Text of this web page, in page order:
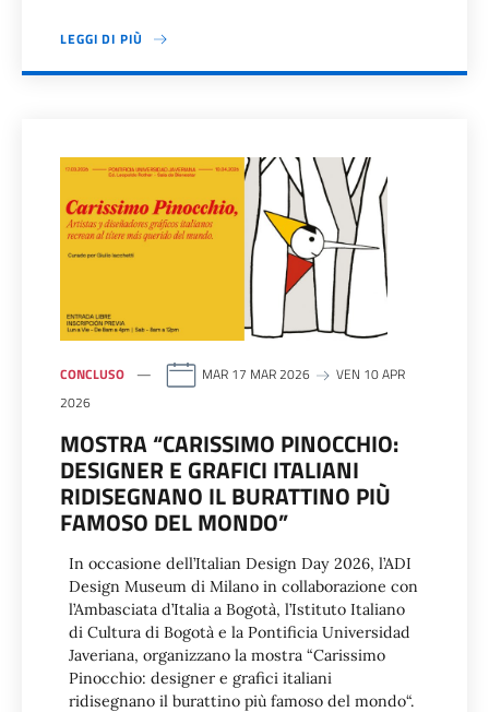
LEGGI DI PIÙ
CONCLUSO MAR 17 MAR 2026
VEN 10 APR
2026
MOSTRA “CARISSIMO PINOCCHIO:
DESIGNER E GRAFICI ITALIANI
RIDISEGNANO IL BURATTINO PIÙ
FAMOSO DEL MONDO”
In occasione dell’Italian Design Day 2026, l’ADI
Design Museum di Milano in collaborazione con
l’Ambasciata d’Italia a Bogotà, l’Istituto Italiano
di Cultura di Bogotà e la Pontificia Universidad
Javeriana, organizzano la mostra “Carissimo
Pinocchio: designer e grafici italiani
ridisegnano il burattino più famoso del mondo“.